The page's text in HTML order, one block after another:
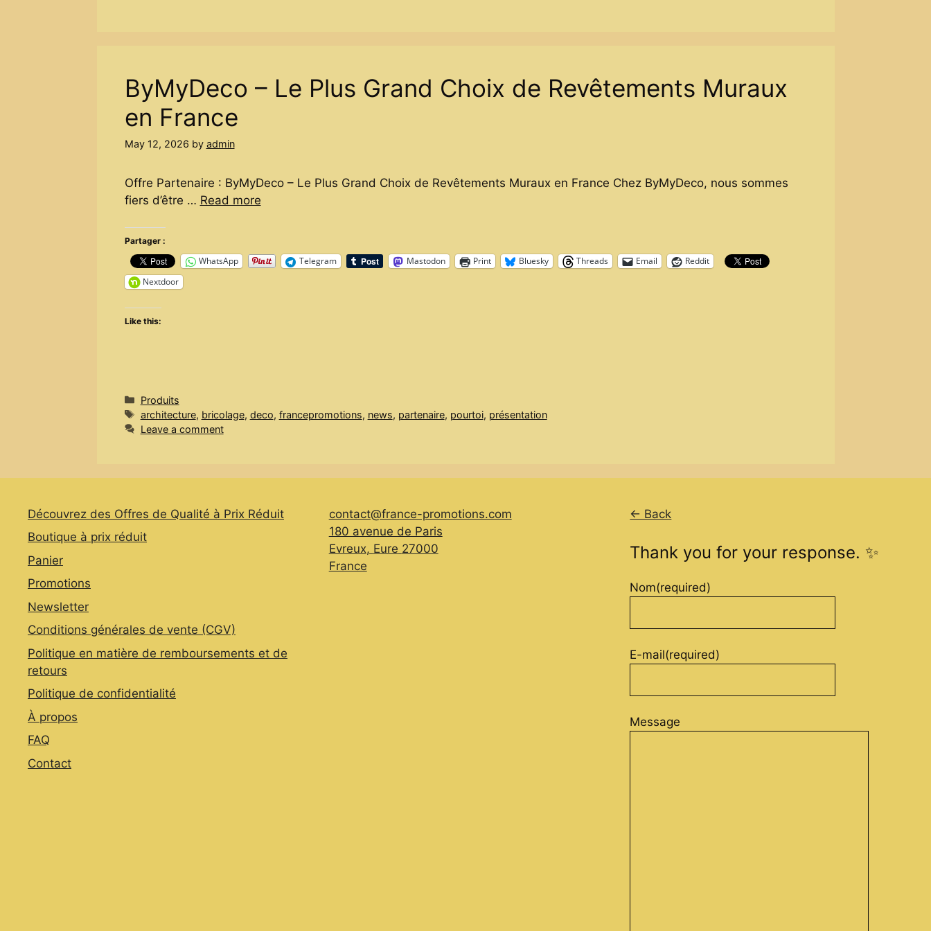
ByMyDeco – Le Plus Grand Choix de Revêtements Muraux
en France
May 12, 2026 by admin
Offre Partenaire : ByMyDeco – Le Plus Grand Choix de Revêtements Muraux en France Chez ByMyDeco, nous sommes
fiers d’être … Read more
Partager :
WhatsApp Telegram Mastodon Print Bluesky Threads Email
Reddit
Nextdoor
Like this:
Categories
Produits
Tags
architecture, bricolage, deco, francepromotions, news, partenaire, pourtoi, présentation
Leave a comment
Découvrez des Offres de Qualité à Prix Réduit
Boutique à prix réduit
Panier
Promotions
Newsletter
Conditions générales de vente (CGV)
Politique en matière de remboursements et de
retours
Politique de confidentialité
À propos
FAQ
Contact
contact@france-promotions.com
180 avenue de Paris
Evreux, Eure 27000
France
← Back
Thank you for your response. ✨
Nom(required)
E-mail(required)
Message